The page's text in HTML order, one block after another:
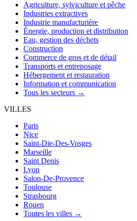
Agriculture, sylviculture et pêche
Industries extractives
Industrie manufacturière
Énergie, production et distribution
Eau, gestion des déchets
Construction
Commerce de gros et de détail
Transports et entreposage
Hébergement et restauration
Information et communication
Tous les secteurs →
VILLES
Paris
Nice
Saint-Die-Des-Vosges
Marseille
Saint Denis
Lyon
Salon-De-Provence
Toulouse
Strasbourg
Rouen
Toutes les villes →